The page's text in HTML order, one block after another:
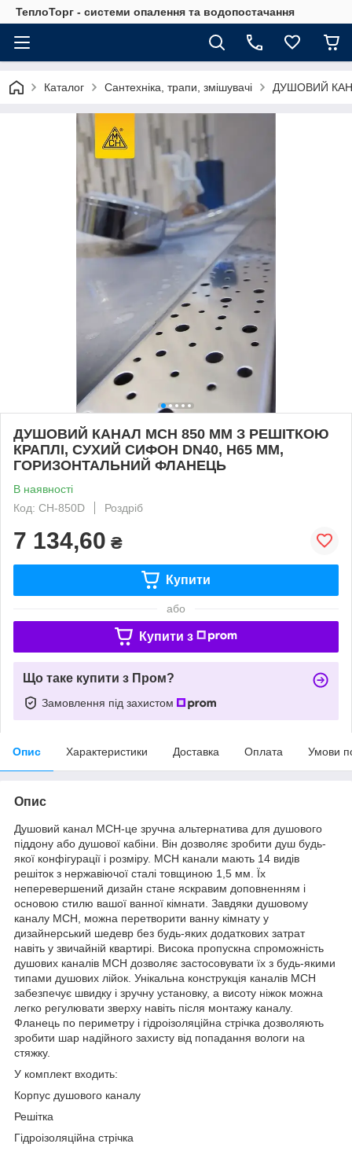
ТеплоТорг - системи опалення та водопостачання
Каталог Сантехніка, трапи, змішувачі ДУШОВИЙ
ДУШОВИЙ КАНАЛ МСН 850 ММ З РЕШІТКОЮ
КРАПЛІ, СУХИЙ СИФОН DN40, H65 ММ,
ГОРИЗОНТАЛЬНИЙ ФЛАНЕЦЬ
В наявності
Код: CH-850D
Роздріб
7 134,60 ₴
Купити
або
Купити з
Що таке купити з Пром?
Замовлення під захистом
Опис Характеристики Доставка Оплата Умови
Опис
Душовий канал МСН-це зручна альтернатива для душового
піддону або душової кабіни. Він дозволяє зробити душ будь-
якої конфігурації і розміру. MСН канали мають 14 видів
решіток з нержавіючої сталі товщиною 1,5 мм. Їх
неперевершений дизайн стане яскравим доповненням і
основою стилю вашої ванної кімнати. Завдяки душовому
каналу МСН, можна перетворити ванну кімнату у
дизайнерський шедевр без будь-яких додаткових затрат
навіть у звичайній квартирі. Висока пропускна спроможність
душових каналів МСН дозволяє застосовувати їх з будь-якими
типами душових лійок. Унікальна конструкція каналів МСН
забезпечує швидку і зручну установку, а висоту ніжок можна
легко регулювати зверху навіть після монтажу каналу.
Фланець по периметру і гідроізоляційна стрічка дозволяють
зробити шар надійного захисту від попадання вологи на
стяжку.
У комплект входить:
Корпус душового каналу
Решітка
Гідроізоляційна стрічка